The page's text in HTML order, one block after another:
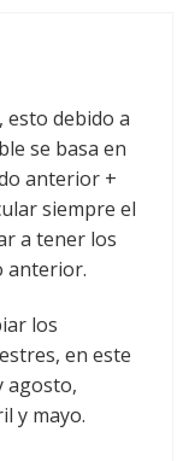
esto debido a
se basa en
anterior +
siempre el
a tener los
anterior.
los
en este
agosto,
y mayo.